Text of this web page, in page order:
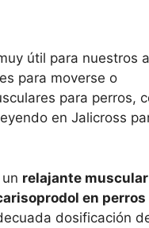
útil para nuestros
para moverse o
para perros,
en Jalicross
relajante
en perros
dosificación